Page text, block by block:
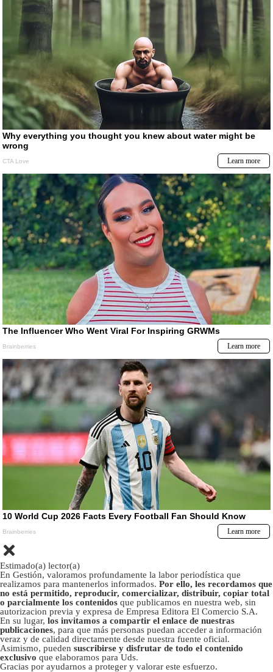
Estimado(a) lector(a)
En Gestión, valoramos profundamente la labor periodística que
realizamos para mantenerlos informados. Por ello, les recordamos que
no está permitido, reproducir, comercializar, distribuir, copiar total
o parcialmente los contenidos que publicamos en nuestra web, sin
autorizacion previa y expresa de Empresa Editora El Comercio S.A.
En su lugar, los invitamos a compartir el enlace de nuestras
publicaciones, para que más personas puedan acceder a información
veraz y de calidad directamente desde nuestra fuente oficial.
Asimismo, pueden suscribirse y disfrutar de todo el contenido
exclusivo que elaboramos para Uds.
Gracias por ayudarnos a proteger y valorar este esfuerzo.